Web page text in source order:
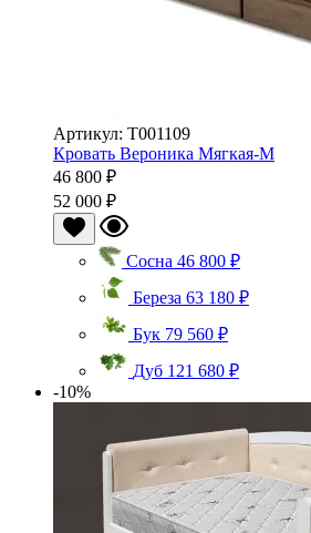
Артикул: Т001109
Кровать Вероника Мягкая-М
46 800 ₽
52 000 ₽
Сосна 46 800 ₽
Береза 63 180 ₽
Бук 79 560 ₽
Дуб 121 680 ₽
-10%